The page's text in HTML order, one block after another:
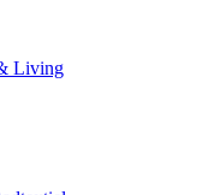
Living